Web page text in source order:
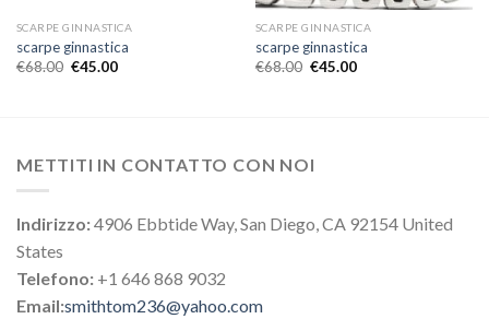
SCARPE GINNASTICA
scarpe ginnastica
€68.00 €45.00
SCARPE GINNASTICA
scarpe ginnastica
€68.00 €45.00
METTITI IN CONTATTO CON NOI
Indirizzo:4906 Ebbtide Way, San Diego, CA 92154 United
States
Telefono: +1 646 868 9032
Email:smithtom236@yahoo.com